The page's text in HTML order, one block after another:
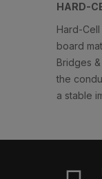
HARD-
Hard-
board
Bridges
the
a stable